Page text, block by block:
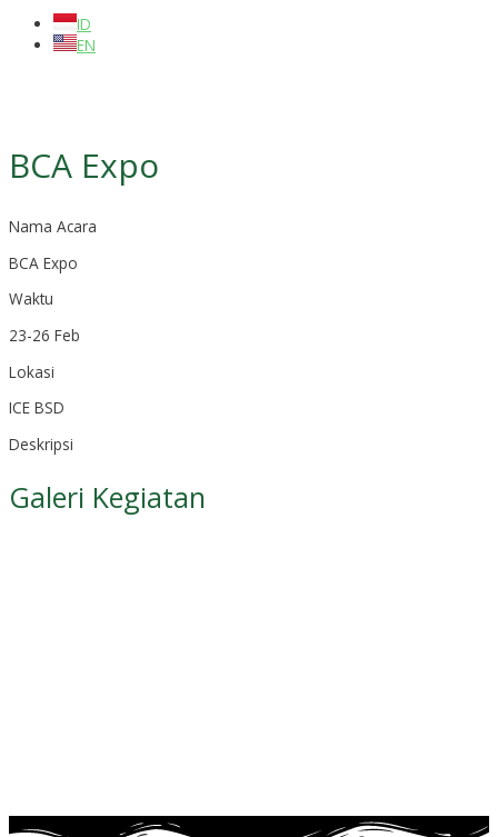
ID
EN
BCA Expo
Nama Acara
BCA Expo
Waktu
23-26 Feb
Lokasi
ICE BSD
Deskripsi
Galeri Kegiatan